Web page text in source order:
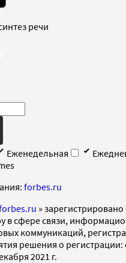
речи
Еженедельная
forbes.ru
»
в сфере связи,
коммуникаций,
решения о
2021 г.